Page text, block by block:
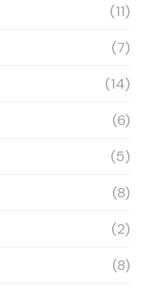
(11)
(7)
(14)
(6)
(5)
(8)
(2)
(8)